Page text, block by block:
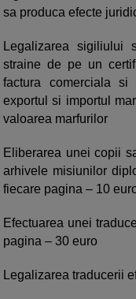
sa produca efecte
Legalizarea sigiliului
straine de pe un
factura comerciala
exportul si importul
valoarea marfurilor
Eliberarea unei copii
arhivele misiunilor
fiecare pagina – 10
Efectuarea unei
pagina – 30 euro
Legalizarea traducerii